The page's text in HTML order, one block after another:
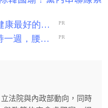
法院與內政部動向，同時